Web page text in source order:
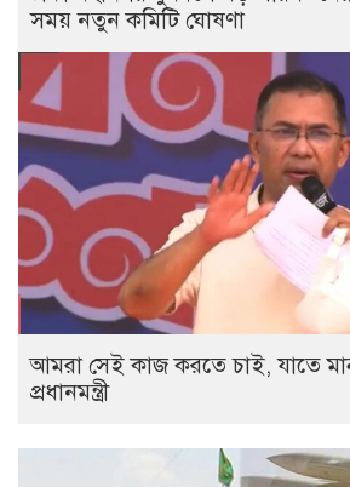
সময় নতুন কমিটি ঘোষণা
আমরা সেই কাজ করতে চাই, যাতে
প্রধানমন্ত্রী